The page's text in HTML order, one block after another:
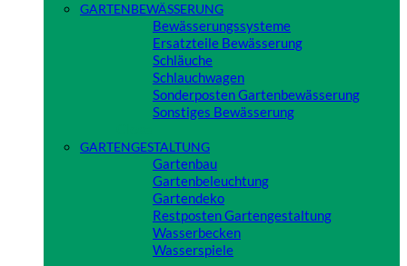
GARTENBEWÄSSERUNG
Bewässerungssysteme
Ersatzteile Bewässerung
Schläuche
Schlauchwagen
Sonderposten Gartenbewässerung
Sonstiges Bewässerung
GARTENGESTALTUNG
Gartenbau
Gartenbeleuchtung
Gartendeko
Restposten Gartengestaltung
Wasserbecken
Wasserspiele